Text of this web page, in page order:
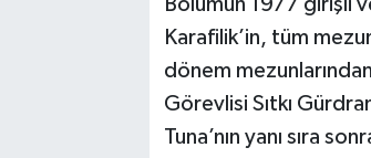
Bölümün 1977 girişli
Karafilik’in, tüm
dönem
Görevlisi Sıtkı
Tuna’nın yanı sıra